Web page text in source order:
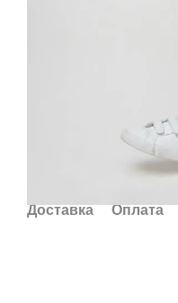
Доставка Оплата